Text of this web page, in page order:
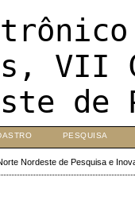
VII
de
PESQUISA
Nordeste de Pesquisa e